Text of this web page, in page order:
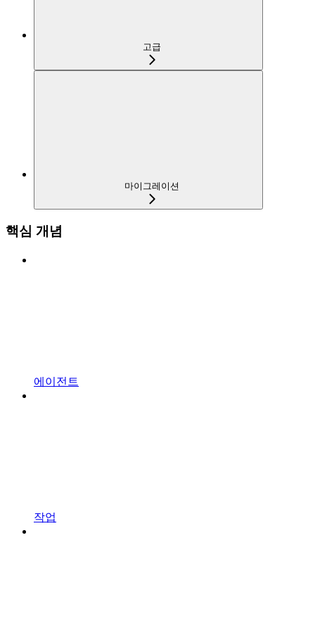
고급
마이그레이션
핵심 개념
에이전트
작업